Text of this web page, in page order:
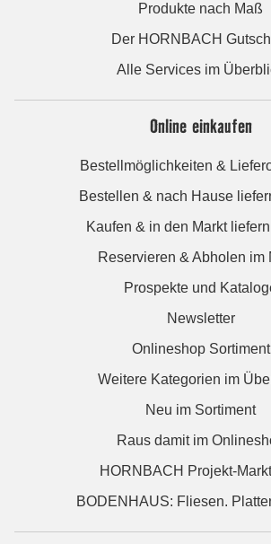
Produkte nach Maß
Der HORNBACH
Alle Services im
Online einkaufen
Bestellmöglichkeiten &
Bestellen & nach Hause
Kaufen & in den Markt
Reservieren & Abholen im
Prospekte und
Newsletter
Onlineshop Sortiment
Weitere Kategorien im
Neu im Sortiment
Raus damit im
HORNBACH Projekt-
BODENHAUS: Fliesen.